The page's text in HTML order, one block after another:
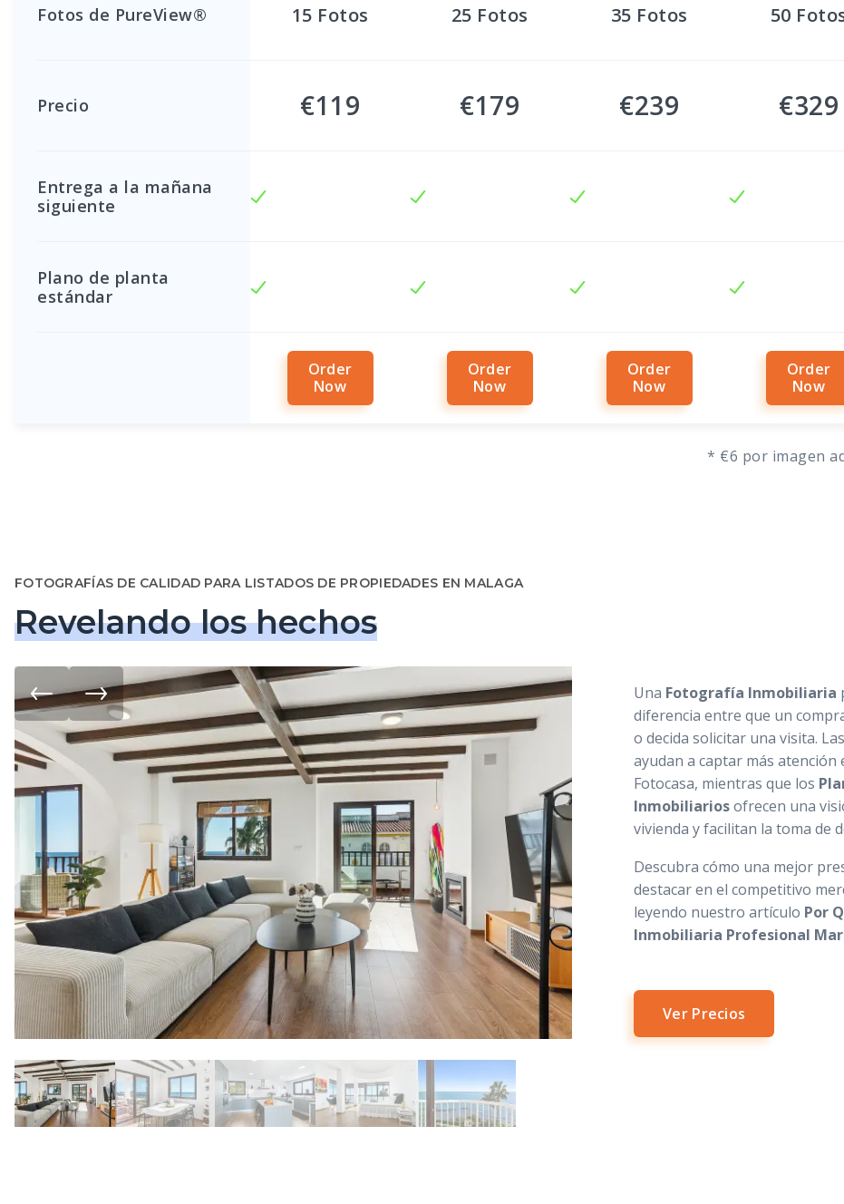
Fotos de PureView® 15 Fotos 25 Fotos 35 Fotos 50
Precio €119 €179 €239 €329
Entrega a la mañana
siguiente
Plano de planta
estándar
Order
Now
Order
Now
Order
Now
Order
Now
* €6 por imagen
FOTOGRAFÍAS DE CALIDAD PARA LISTADOS DE PROPIEDADES EN MALAGA
Revelando los hechos
Una Fotografía Inmobiliaria
diferencia entre que un
o decida solicitar una visita.
ayudan a captar más
Fotocasa, mientras que los
Inmobiliariosofrecen una
vivienda y facilitan la toma de
Descubra cómo una mejor
destacar en el competitivo
leyendo nuestro artículo Por
Inmobiliaria Profesional
Ver Precios